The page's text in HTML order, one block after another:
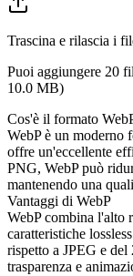
Trascina e rilascia i
Puoi aggiungere 20
10.0 MB)
Cos'è il formato
WebP è un moderno
offre un'eccellente
PNG, WebP può
mantenendo una
Vantaggi di WebP
WebP combina l'alto
caratteristiche
rispetto a JPEG e
trasparenza e